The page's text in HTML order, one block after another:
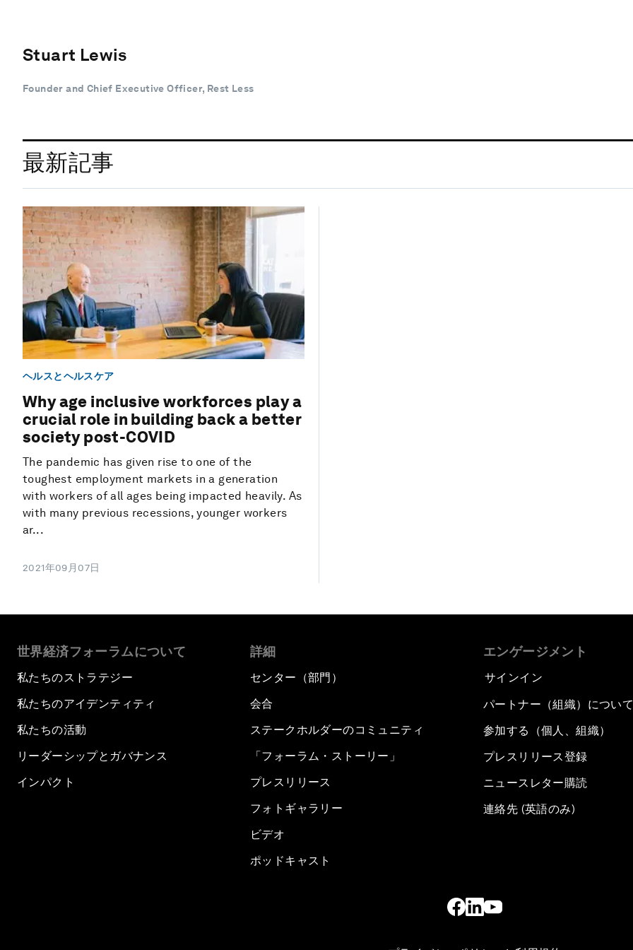
Stuart Lewis
Founder and Chief Executive Officer, Rest Less
最新記事
ヘルスとヘルスケア
Why age inclusive workforces play a
crucial role in building back a better
society post-COVID
The pandemic has given rise to one of the
toughest employment markets in a generation
with workers of all ages being impacted heavily. As
with many previous recessions, younger workers
ar...
2021年09月07日
世界経済フォーラムについて
私たちのストラテジー
私たちのアイデンティティ
私たちの活動
リーダーシップとガバナンス
インパクト
詳細
センター（部門）
会合
ステークホルダーのコミュニティ
「フォーラム・ストーリー」
プレスリリース
フォトギャラリー
ビデオ
ポッドキャスト
エンゲージメント
サインイン
パートナー（組織）について
参加する（個人、組織）
プレスリリース登録
ニュースレター購読
連絡先 (英語のみ)